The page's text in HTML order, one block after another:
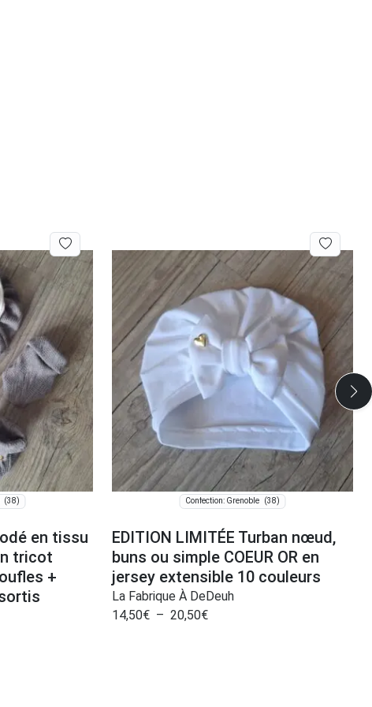
(38)
en tissu
tricot
+
Confection: Grenoble (38)
EDITION LIMITÉE Turban nœud,
buns ou simple COEUR OR en
jersey extensible 10 couleurs
La Fabrique À DeDeuh
14,50€ – 20,50€